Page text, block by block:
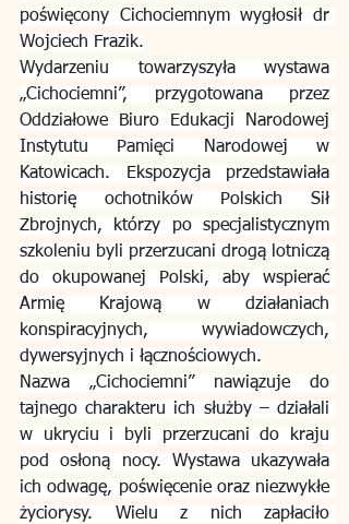
poświęcony Cichociemnym wygłosił dr
Wojciech Frazik.
Wydarzeniu towarzyszyła wystawa
„Cichociemni”, przygotowana przez
Oddziałowe Biuro Edukacji Narodowej
Instytutu Pamięci Narodowej w
Katowicach. Ekspozycja przedstawiała
historię ochotników Polskich Sił
Zbrojnych, którzy po specjalistycznym
szkoleniu byli przerzucani drogą lotniczą
do okupowanej Polski, aby wspierać
Armię Krajową w działaniach
konspiracyjnych, wywiadowczych,
dywersyjnych i łącznościowych.
Nazwa „Cichociemni” nawiązuje do
tajnego charakteru ich służby – działali
w ukryciu i byli przerzucani do kraju
pod osłoną nocy. Wystawa ukazywała
ich odwagę, poświęcenie oraz niezwykłe
życiorysy. Wielu z nich zapłaciło